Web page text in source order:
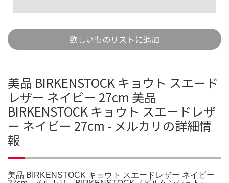
欲しいものリストに追加
美品 BIRKENSTOCK キョウト スエード
レザー ネイビー 27cm 美品
BIRKENSTOCK キョウト スエードレザ
ー ネイビー 27cm - メルカリの詳細情
報
美品 BIRKENSTOCK キョウト スエードレザー ネイビー